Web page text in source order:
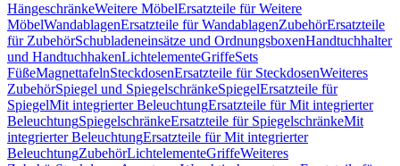
HängeschränkeWeitere MöbelErsatzteile für Weitere
MöbelWandablagenErsatzteile für WandablagenZubehörErsatzteile
für ZubehörSchubladeneinsätze und OrdnungsboxenHandtuchhalter
und HandtuchhakenLichtelementeGriffeSets
FüßeMagnettafelnSteckdosenErsatzteile für SteckdosenWeiteres
ZubehörSpiegel und SpiegelschränkeSpiegelErsatzteile für
SpiegelMit integrierter BeleuchtungErsatzteile für Mit integrierter
BeleuchtungSpiegelschränkeErsatzteile für SpiegelschränkeMit
integrierter BeleuchtungErsatzteile für Mit integrierter
BeleuchtungZubehörLichtelementeGriffeWeiteres